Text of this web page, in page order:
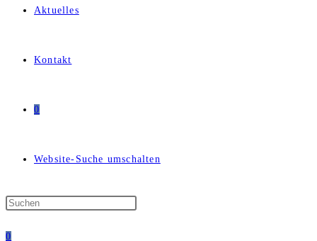
Aktuelles
Kontakt
0
Website-Suche umschalten
0